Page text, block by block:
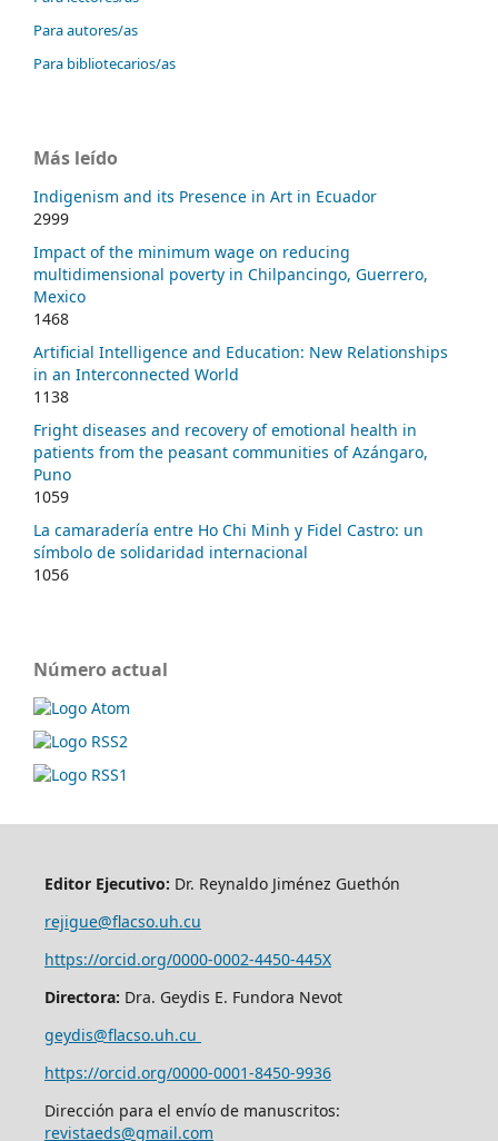
Para autores/as
Para bibliotecarios/as
Más leído
Indigenism and its Presence in Art in Ecuador
2999
Impact of the minimum wage on reducing
multidimensional poverty in Chilpancingo, Guerrero,
Mexico
1468
Artificial Intelligence and Education: New Relationships
in an Interconnected World
1138
Fright diseases and recovery of emotional health in
patients from the peasant communities of Azángaro,
Puno
1059
La camaradería entre Ho Chi Minh y Fidel Castro: un
símbolo de solidaridad internacional
1056
Número actual
Editor Ejecutivo: Dr. Reynaldo Jiménez Guethón
rejigue@flacso.uh.cu
https://orcid.org/0000-0002-4450-445X
Directora: Dra. Geydis E. Fundora Nevot
geydis@flacso.uh.cu
https://orcid.org/0000-0001-8450-9936
Dirección para el envío de manuscritos:
revistaeds@gmail.com